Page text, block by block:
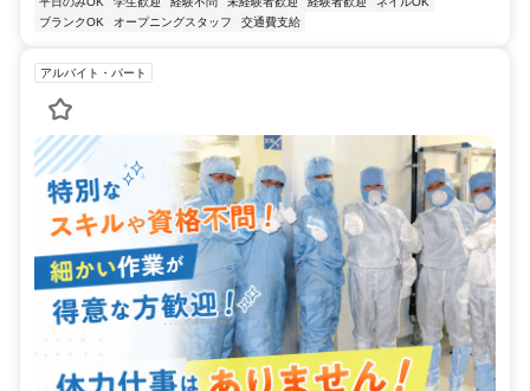
ブランクOK
オープニングスタッフ 交通費支給
アルバイト・パート